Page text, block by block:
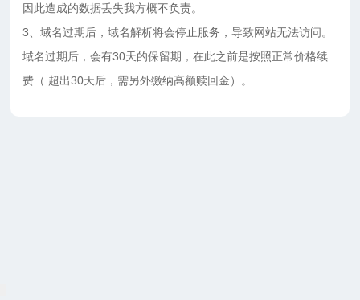
因此造成的数据丢失我方概不负责。
3、域名过期后，域名解析将会停止服务，导致网站无法访问。
域名过期后，会有30天的保留期，在此之前是按照正常价格续
费（ 超出30天后，需另外缴纳高额赎回金）。